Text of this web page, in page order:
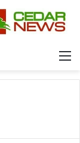
القائمة